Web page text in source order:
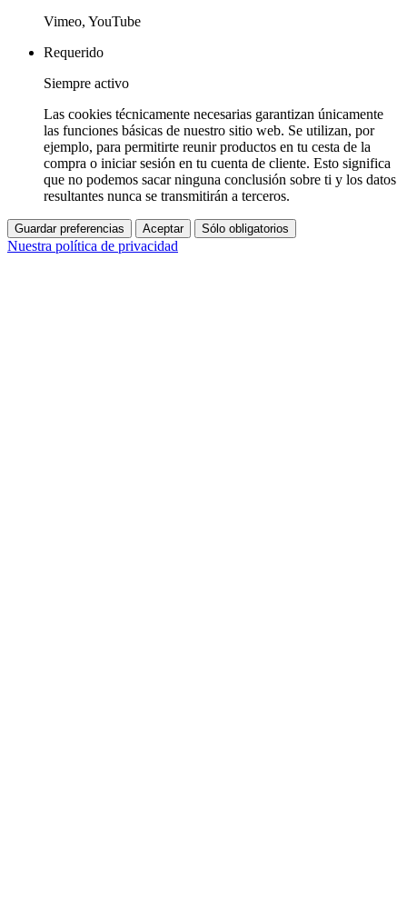
Vimeo, YouTube
Requerido
Siempre activo
Las cookies técnicamente necesarias garantizan únicamente
las funciones básicas de nuestro sitio web. Se utilizan, por
ejemplo, para permitirte reunir productos en tu cesta de la
compra o iniciar sesión en tu cuenta de cliente. Esto significa
que no podemos sacar ninguna conclusión sobre ti y los datos
resultantes nunca se transmitirán a terceros.
Guardar preferencias Aceptar Sólo obligatorios
Nuestra política de privacidad